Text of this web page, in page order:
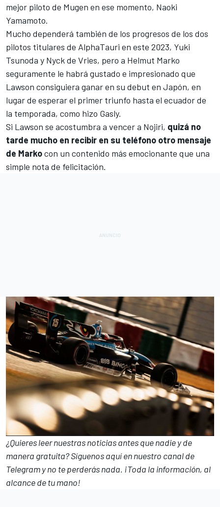
mejor piloto de Mugen en ese momento, Naoki
Yamamoto.
Mucho dependerá también de los progresos de los dos
pilotos titulares de AlphaTauri en este 2023, Yuki
Tsunoda y Nyck de Vries, pero a Helmut Marko
seguramente le habrá gustado e impresionado que
Lawson consiguiera ganar en su debut en Japón, en
lugar de esperar el primer triunfo hasta el ecuador de
la temporada, como hizo Gasly.
Si Lawson se acostumbra a vencer a Nojiri, quizá no
tarde mucho en recibir en su teléfono otro mensaje
de Markocon un contenido más emocionante que una
simple nota de felicitación.
¿Quieres leer nuestras noticias antes que nadie y de
manera gratuita? Síguenosaquí en nuestro canal de
Telegramy no te perderás nada. ¡Toda la información, al
alcance de tu mano!